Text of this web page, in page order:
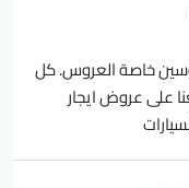
خاصة العروس. كل
على عروض ايجار